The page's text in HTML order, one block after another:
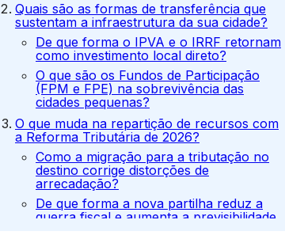
Quais são as formas de transferência que
sustentam a infraestrutura da sua cidade?
De que forma o IPVA e o IRRF retornam
como investimento local direto?
O que são os Fundos de Participação
(FPM e FPE) na sobrevivência das
cidades pequenas?
O que muda na repartição de recursos com
a Reforma Tributária de 2026?
Como a migração para a tributação no
destino corrige distorções de
arrecadação?
De que forma a nova partilha reduz a
guerra fiscal e aumenta a previsibilidade